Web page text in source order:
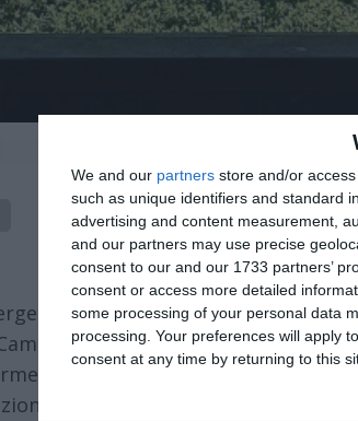
We and our partners store and/or
such as unique identifiers and standard
advertising and content measurement,
and our partners may use precise
consent to our and our 1733 partners’
consent or access more detailed
some processing of your personal data
processing. Your preferences will apply
consent at any time by returning to this
è stato
di